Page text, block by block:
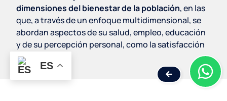
dimensiones del bienestar de la población, en las
que, a través de un enfoque multidimensional, se
abordan aspectos de su salud, empleo, educación
y de su percepción personal, como la satisfacción
con la vida.
ES